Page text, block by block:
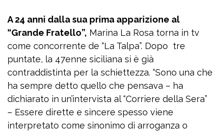
A 24 anni dalla sua prima apparizione al
“Grande Fratello”, Marina La Rosa torna in tv
come concorrente de “La Talpa”. Dopo tre
puntate, la 47enne siciliana si è già
contraddistinta per la schiettezza. “Sono una che
ha sempre detto quello che pensava – ha
dichiarato in un’intervista al “Corriere della Sera”
– Essere dirette e sincere spesso viene
interpretato come sinonimo di arroganza o